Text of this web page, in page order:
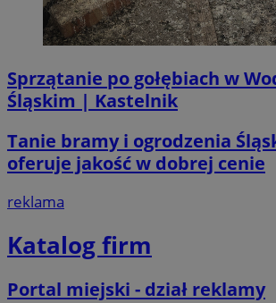
Sprzątanie po gołębiach w
Śląskim | Kastelnik
Tanie bramy i ogrodzenia
oferuje jakość w dobrej cenie
reklama
Katalog firm
Portal miejski - dział reklamy